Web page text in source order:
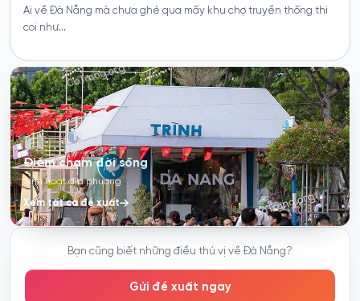
Điểm chạm đời sống
Sinh hoạt địa phương
Xem tất cả đề xuất
Bạn cũng biết những điều thú vị về Đà Nẵng?
Gửi đề xuất ngay